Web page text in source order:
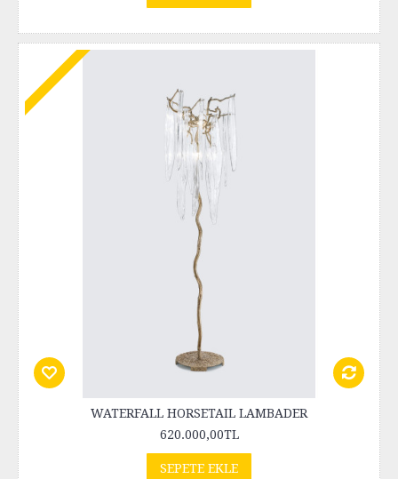
WATERFALL HORSETAIL LAMBADER
620.000,00TL
SEPETE EKLE